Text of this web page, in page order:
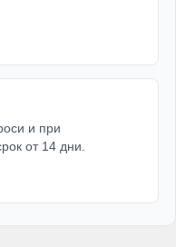
и при
от 14 дни.